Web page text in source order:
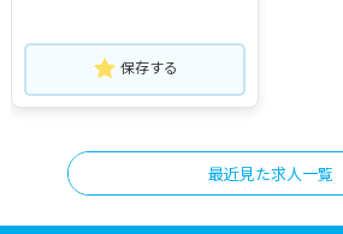
保存する
最近見た求人一覧